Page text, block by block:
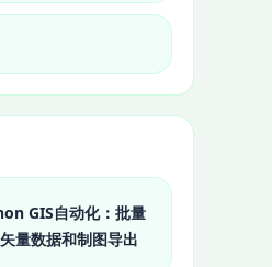
GIS自动化：批量
量数据和制图导出